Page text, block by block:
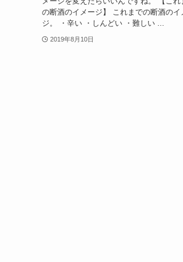
の断酒のイメージ】 これまでの断酒のイ
ジ。 ・辛い ・しんどい ・難しい ...
2019年8月10日